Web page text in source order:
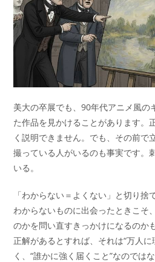
美大の卒展でも、90年代アニメ風の
た作品を見かけることがあります。
く説明できません。でも、その前で
撮っている人がいるのも事実です。
いる。
「わからない＝よくない」と切り捨
わからないものに出会ったときこそ
のかを問い直すきっかけになるのか
正解があるとすれば、それは“万人
く、“誰かに強く届くこと”なのでは